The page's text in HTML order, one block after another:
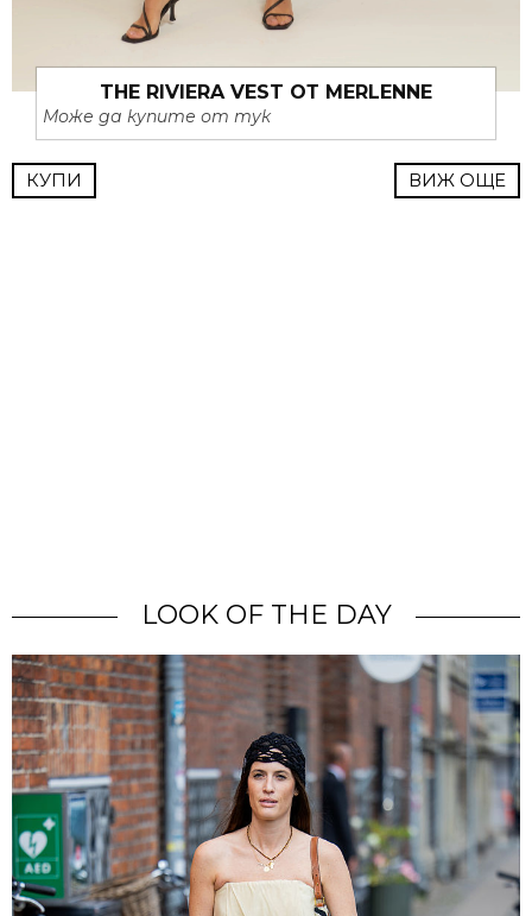
THE RIVIERA VEST ОТ MERLENNE
Може да купите от тук
КУПИ ВИЖ ОЩЕ
LOOK OF THE DAY